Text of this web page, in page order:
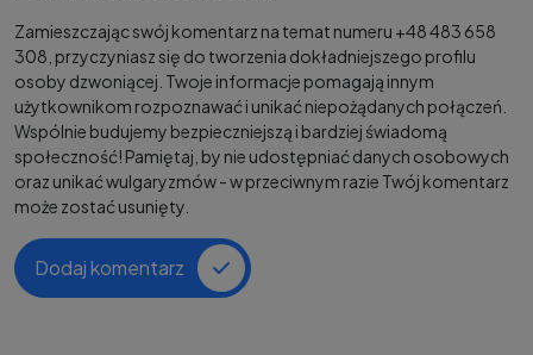
Zamieszczając swój komentarz na temat numeru +48 483 658
308, przyczyniasz się do tworzenia dokładniejszego profilu
osoby dzwoniącej. Twoje informacje pomagają innym
użytkownikom rozpoznawać i unikać niepożądanych połączeń.
Wspólnie budujemy bezpieczniejszą i bardziej świadomą
społeczność! Pamiętaj, by nie udostępniać danych osobowych
oraz unikać wulgaryzmów - w przeciwnym razie Twój komentarz
może zostać usunięty.
Dodaj komentarz